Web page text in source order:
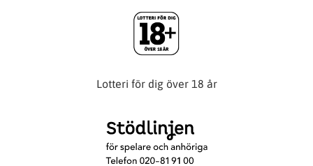
Lotteri för dig över 18 år